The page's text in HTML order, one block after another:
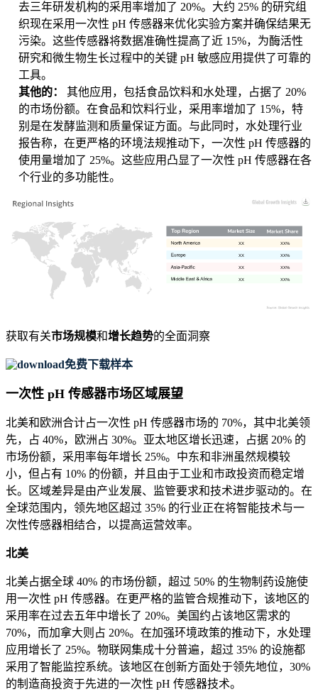
去三年研发机构的采用率增加了 20%。大约 25% 的研究组
织现在采用一次性 pH 传感器来优化实验方案并确保结果无
污染。这些传感器将数据准确性提高了近 15%，为酶活性
研究和微生物生长过程中的关键 pH 敏感应用提供了可靠的
工具。
其他的： 其他应用，包括食品饮料和水处理，占据了 20%
的市场份额。在食品和饮料行业，采用率增加了 15%，特
别是在发酵监测和质量保证方面。与此同时，水处理行业
报告称，在更严格的环境法规推动下，一次性 pH 传感器的
使用量增加了 25%。这些应用凸显了一次性 pH 传感器在各
个行业的多功能性。
XX%
XX
XX%
XX
XX%
XX
XX%
XX
获取有关市场规模和增长趋势的全面洞察
免费下载样本
一次性 pH 传感器市场区域展望
北美和欧洲合计占一次性 pH 传感器市场的 70%，其中北美领
先，占 40%，欧洲占 30%。亚太地区增长迅速，占据 20% 的
市场份额，采用率每年增长 25%。中东和非洲虽然规模较
小，但占有 10% 的份额，并且由于工业和市政投资而稳定增
长。区域差异是由产业发展、监管要求和技术进步驱动的。在
全球范围内，领先地区超过 35% 的行业正在将智能技术与一
次性传感器相结合，以提高运营效率。
北美
北美占据全球 40% 的市场份额，超过 50% 的生物制药设施使
用一次性 pH 传感器。在更严格的监管合规推动下，该地区的
采用率在过去五年中增长了 20%。美国约占该地区需求的
70%，而加拿大则占 20%。在加强环境政策的推动下，水处理
应用增长了 25%。物联网集成十分普遍，超过 35% 的设施都
采用了智能监控系统。该地区在创新方面处于领先地位，30%
的制造商投资于先进的一次性 pH 传感器技术。